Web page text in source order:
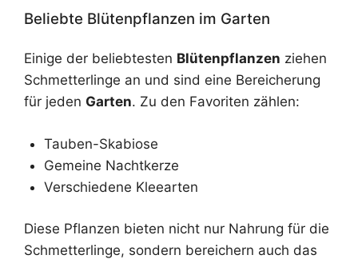
Beliebte Blütenpflanzen im Garten
Einige der beliebtesten Blütenpflanzen ziehen
Schmetterlinge an und sind eine Bereicherung
für jeden Garten. Zu den Favoriten zählen:
Tauben-Skabiose
Gemeine Nachtkerze
Verschiedene Kleearten
Diese Pflanzen bieten nicht nur Nahrung für die
Schmetterlinge, sondern bereichern auch das